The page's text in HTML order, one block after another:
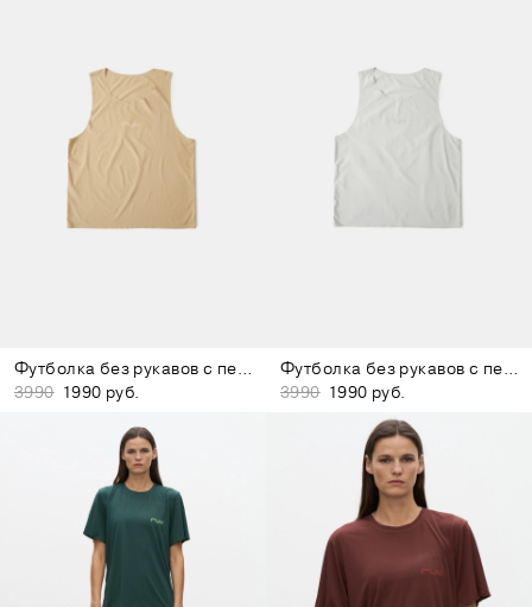
Футболка без рукавов с перфорацией бежевая
3990 1990 руб.
Футболка без рукавов с перфорацией светло-серая
3990 1990 руб.